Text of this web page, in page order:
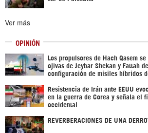
Ver más
OPINIÓN
Los propulsores de Hach Qasem
ojivas de Jeybar Shekan y Fattah
configuración de misiles híbridos
Resistencia de Irán ante EEUU
en la guerra de Corea y señala el
occidental
REVERBERACIONES DE UNA